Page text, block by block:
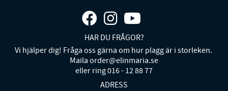
HAR DU FRÅGOR?
Vi hjälper dig! Fråga oss gärna om hur plagg är i storleken.
Maila order@elinmaria.se
eller ring 016 - 12 88 77
ADRESS